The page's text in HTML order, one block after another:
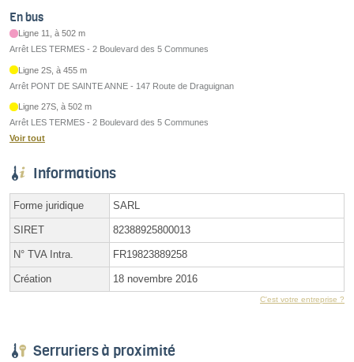
En bus
Ligne 11, à 502 m
Arrêt LES TERMES - 2 Boulevard des 5 Communes
Ligne 2S, à 455 m
Arrêt PONT DE SAINTE ANNE - 147 Route de Draguignan
Ligne 27S, à 502 m
Arrêt LES TERMES - 2 Boulevard des 5 Communes
Voir tout
Informations
Forme juridique SARL
SIRET 82388925800013
N° TVA Intra. FR19823889258
Création 18 novembre 2016
C'est votre entreprise ?
Serruriers à proximité